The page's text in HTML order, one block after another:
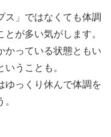
ス」ではなくても体調
が多い気がします。
かっている状態ともい
うことも。
っくり休んで体調を